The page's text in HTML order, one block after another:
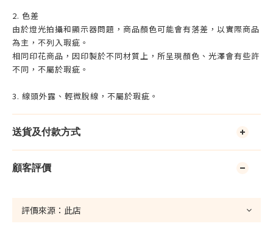
2. 色差
由於燈光拍攝和顯示器問題，商品顏色可能會有落差，以實際商品
為主，不列入瑕疵。
相同印花商品，因印製於不同材質上，所呈現顏色、光澤會有些許
不同，不屬於瑕疵。
3. 線頭外露、輕微脫線，不屬於瑕疵。
送貨及付款方式
顧客評價